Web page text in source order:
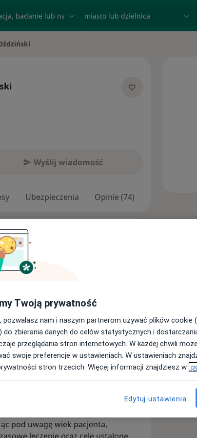
Wyślij wiadomość
Ubezpieczenia Opinie (74)
konsultacje
dzieci i par. Przyjmuję stacjonarnie
lękowych, obniżonego nastroju,
skutków traumatycznych
także diagnostykę
w kierunku ADHD i spektrum
pacjenta, określeniu najważniejszych
W zależności od potrzeb dalsza
pracę terapeutyczną,
wcześniejszej kwalifikacji –
pod uwagę wiek pacjenta,
Twoją prywatność
pozwalasz nam i naszym partnerom używać plików cookie
do zbierania danych do celów statystycznych i
przeglądania stron internetowych. W każdej chwili
swoje preferencje w ustawieniach. W ustawieniach
stron trzecich. Więcej informacji znajdziesz w
Edytuj ustawienia